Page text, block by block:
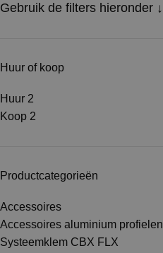
Gebruik de filters hieronder ↓
Huur of koop
Huur 2
Koop 2
Productcategorieën
Accessoires
Accessoires aluminium profielen
Systeemklem CBX FLX